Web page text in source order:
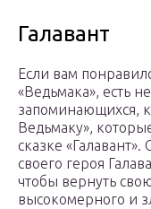
Галавант
Если вам
«Ведьмака», есть
запоминающихся,
Ведьмаку»,
сказке
своего героя
чтобы вернуть
высокомерного и